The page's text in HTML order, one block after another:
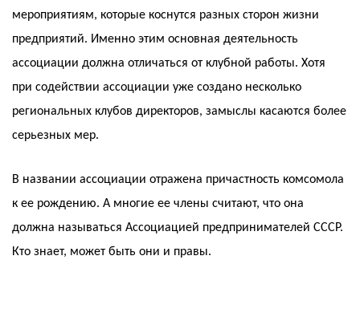
мероприятиям, которые коснутся разных сторон жизни
предприятий. Именно этим основная деятельность
ассоциации должна отличаться от клубной работы. Хотя
при содействии ассоциации уже создано несколько
региональных клубов директоров, замыслы касаются более
серьезных мер.
В названии ассоциации отражена причастность комсомола
к ее рождению. А многие ее члены считают, что она
должна называться Ассоциацией предпринимателей СССР.
Кто знает, может быть они и правы.